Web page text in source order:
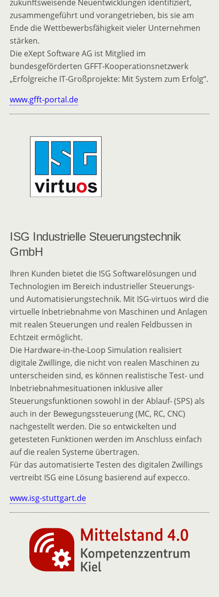
zukunftsweisende Neuentwicklungen identifiziert,
zusammengeführt und vorangetrieben, bis sie am
Ende die Wettbewerbsfähigkeit vieler Unternehmen
stärken.
Die eXept Software AG ist Mitglied im
bundesgeförderten GFFT-Kooperationsnetzwerk
„Erfolgreiche IT-Großprojekte: Mit System zum Erfolg“.
www.gfft-portal.de
ISG Industrielle Steuerungstechnik
GmbH
Ihren Kunden bietet die ISG Softwarelösungen und
Technologien im Bereich industrieller Steuerungs-
und Automatisierungstechnik. Mit ISG-virtuos wird die
virtuelle Inbetriebnahme von Maschinen und Anlagen
mit realen Steuerungen und realen Feldbussen in
Echtzeit ermöglicht.
Die Hardware-in-the-Loop Simulation realisiert
digitale Zwillinge, die nicht von realen Maschinen zu
unterscheiden sind, es können realistische Test- und
Inbetriebnahmesituationen inklusive aller
Steuerungsfunktionen sowohl in der Ablauf- (SPS) als
auch in der Bewegungssteuerung (MC, RC, CNC)
nachgestellt werden. Die so entwickelten und
getesteten Funktionen werden im Anschluss einfach
auf die realen Systeme übertragen.
Für das automatisierte Testen des digitalen Zwillings
vertreibt ISG eine Lösung basierend auf expecco.
www.isg-stuttgart.de